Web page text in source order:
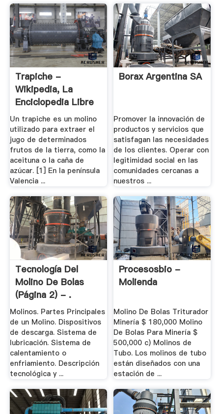
Trapiche -
Wikipedia, La
Enciclopedia Libre
Un trapiche es un molino
utilizado para extraer el
jugo de determinados
frutos de la tierra, como la
aceituna o la caña de
azúcar. [1] En la península
Valencia ...
Borax Argentina SA
Promover la innovación de
productos y servicios que
satisfagan las necesidades
de los clientes. Operar con
legitimidad social en las
comunidades cercanas a
nuestros ...
Tecnología Del
Molino De Bolas
(página 2) - .
Molinos. Partes Principales
de un Molino. Dispositivos
de descarga. Sistema de
lubricación. Sistema de
calentamiento o
enfriamiento. Descripción
tecnológica y ...
Procesosbio -
Molienda
Molino De Bolas Triturador
Minería $ 180,000 Molino
De Bolas Para Minería $
500,000 c) Molinos de
Tubo. Los molinos de tubo
están diseñados con una
estación de ...